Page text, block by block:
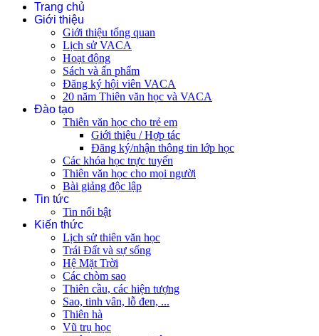
Trang chủ
Giới thiệu
Giới thiệu tổng quan
Lịch sử VACA
Hoạt động
Sách và ấn phẩm
Đăng ký hội viên VACA
20 năm Thiên văn học và VACA
Đào tạo
Thiên văn học cho trẻ em
Giới thiệu / Hợp tác
Đăng ký/nhận thông tin lớp học
Các khóa học trực tuyến
Thiên văn học cho mọi người
Bài giảng độc lập
Tin tức
Tin nổi bật
Kiến thức
Lịch sử thiên văn học
Trái Đất và sự sống
Hệ Mặt Trời
Các chòm sao
Thiên cầu, các hiện tượng
Sao, tinh vân, lỗ đen, ...
Thiên hà
Vũ trụ học